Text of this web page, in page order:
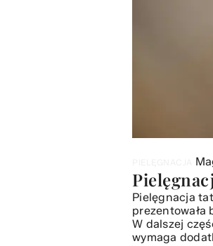
Pielęgnacja
prezentowała
W dalszej
wymaga